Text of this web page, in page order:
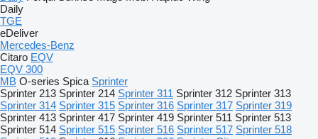
Daily
TGE
eDeliver
Mercedes-Benz
Citaro EQV
EQV 300
MB O-series Spica Sprinter
Sprinter 213 Sprinter 214 Sprinter 311 Sprinter 312 Sprinter 313
Sprinter 314 Sprinter 315 Sprinter 316 Sprinter 317 Sprinter 319
Sprinter 413 Sprinter 417 Sprinter 419 Sprinter 511 Sprinter 513
Sprinter 514 Sprinter 515 Sprinter 516 Sprinter 517 Sprinter 518